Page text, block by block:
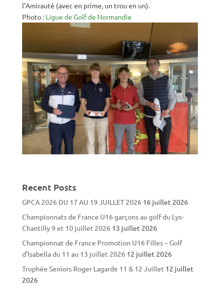
l’Amirauté (avec en prime, un trou en un).
Photo : Ligue de Golf de Normandie
Recent Posts
GPCA 2026 DU 17 AU 19 JUILLET 2026 16 juillet 2026
Championnats de France U16 garçons au golf du Lys-
Chantilly 9 et 10 juillet 2026 13 juillet 2026
Championnat de France Promotion U16 Filles – Golf
d’Isabella du 11 au 13 juillet 2026 12 juillet 2026
Trophée Seniors Roger Lagarde 11 & 12 Juillet 12 juillet
2026